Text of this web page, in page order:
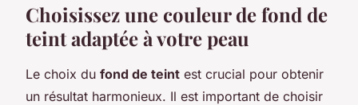
Choisissez une couleur de fond de
teint adaptée à votre peau
Le choix du fond de teint est crucial pour obtenir
un résultat harmonieux. Il est important de choisir